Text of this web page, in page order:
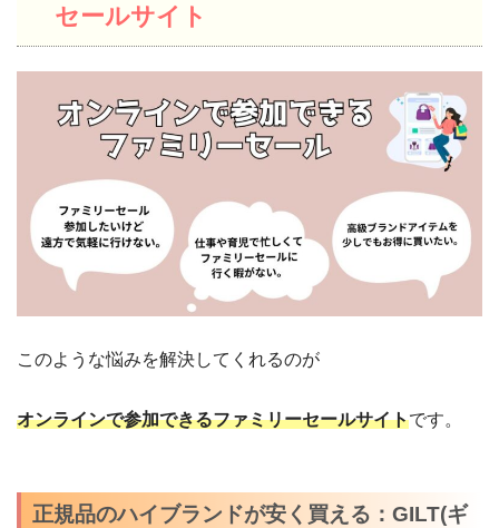
セールサイト
このような悩みを解決してくれるのが
オンラインで参加できるファミリーセールサイトです。
正規品のハイブランドが安く買える：GILT(ギ